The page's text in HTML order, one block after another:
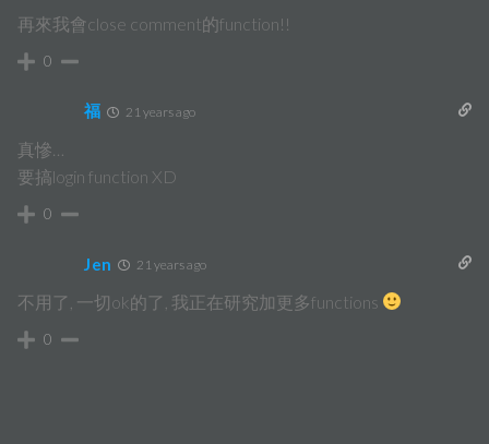
再來我會close comment的function!!
0
福 21 years ago
真慘…
要搞login function XD
0
Jen 21 years ago
不用了, 一切ok的了, 我正在研究加更多functions
0